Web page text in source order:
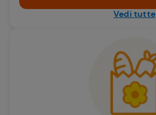
Vedi tutte